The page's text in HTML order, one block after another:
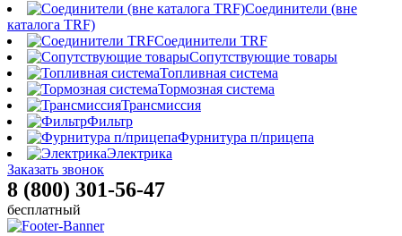
Соединители (вне
каталога TRF)
Соединители TRF
Сопутствующие товары
Топливная система
Тормозная система
Трансмиссия
Фильтр
Фурнитура п/прицепа
Электрика
Заказать звонок
8 (800) 301-56-47
бесплатный